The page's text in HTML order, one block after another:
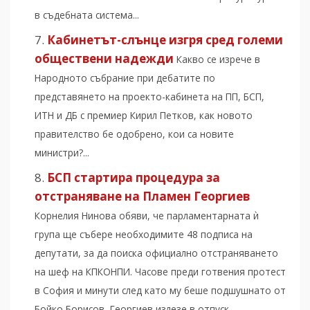
в съдебната система...
Кабинетът-слънце изгря сред големи
обществени надежди Какво се изрече в
Народното събрание при дебатите по
представянето на проекто-кабинета на ПП, БСП,
ИТН и ДБ с премиер Кирил Петков, как новото
правителство бе одобрено, кои са новите
министри?...
БСП стартира процедура за
отстраняване на Пламен Георгиев
Корнелия Нинова обяви, че парламентарната ѝ
група ще събере необходимите 48 подписа на
депутати, за да поиска официално отстраняването
на шеф на КПКОНПИ. Часове преди готвения протест
в София и минути след като му беше подшушнато от